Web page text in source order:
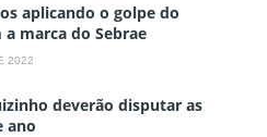
aplicando o golpe do
marca do Sebrae
2022
deverão disputar as
ano